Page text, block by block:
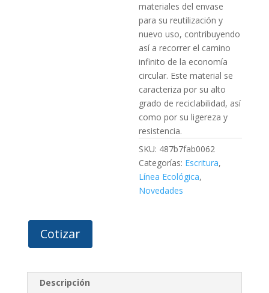
materiales del envase
para su reutilización y
nuevo uso, contribuyendo
así a recorrer el camino
infinito de la economía
circular. Este material se
caracteriza por su alto
grado de reciclabilidad, así
como por su ligereza y
resistencia.
SKU: 487b7fab0062
Categorías: Escritura,
Línea Ecológica,
Novedades
Cotizar
Descripción